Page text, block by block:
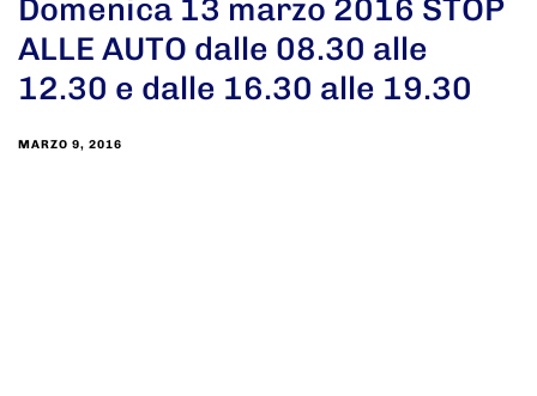
Domenica 13 marzo 2016 STOP
ALLE AUTO dalle 08.30 alle
12.30 e dalle 16.30 alle 19.30
MARZO 9, 2016